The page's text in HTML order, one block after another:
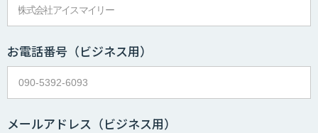
お電話番号 （ビジネス用）
メールアドレス （ビジネス用）